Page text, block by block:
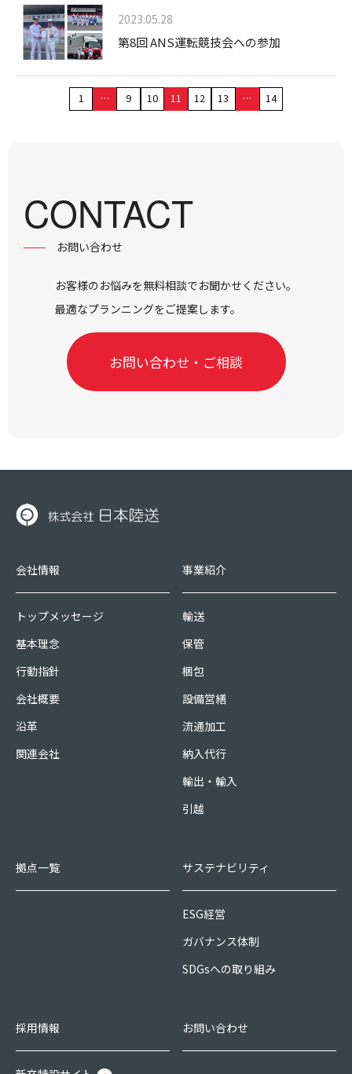
2023.05.28
第8回 ANS運転競技会への参加
1 … 9 10 11 12 13 … 14
CONTACT
お問い合わせ
お客様のお悩みを無料相談でお聞かせください。
最適なプランニングをご提案します。
お問い合わせ・ご相談
会社情報
トップメッセージ
基本理念
行動指針
会社概要
沿革
関連会社
事業紹介
輸送
保管
梱包
設備営繕
流通加工
納入代行
輸出・輸入
引越
拠点一覧 サステナビリティ
ESG経営
ガバナンス体制
SDGsへの取り組み
採用情報 お問い合わせ